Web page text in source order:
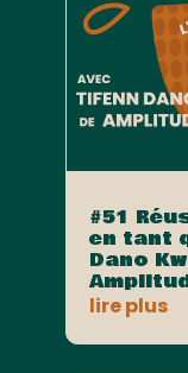
#51
en tant
Dano
lire plus